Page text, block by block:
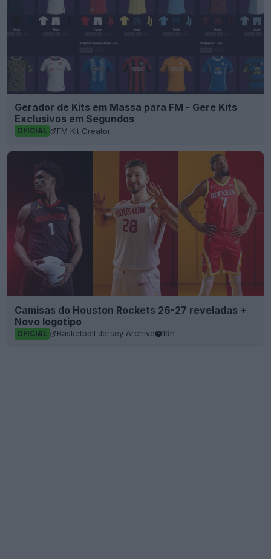
Gerador de Kits em Massa para FM - Gere Kits
Exclusivos em Segundos
OFICIAL FM Kit Creator
Camisas do Houston Rockets 26-27 reveladas +
Novo logotipo
OFICIAL Basketball Jersey Archive 19h